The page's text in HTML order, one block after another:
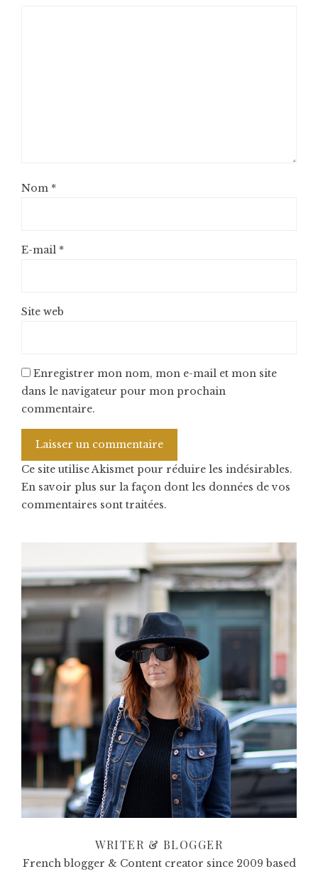
Nom *
E-mail *
Site web
Enregistrer mon nom, mon e-mail et mon site
dans le navigateur pour mon prochain
commentaire.
Ce site utilise Akismet pour réduire les indésirables.
En savoir plus sur la façon dont les données de vos
commentaires sont traitées.
WRITER & BLOGGER
French blogger & Content creator since 2009 based